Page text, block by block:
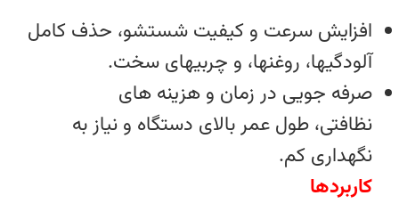
افزایش سرعت و کیفیت شستشو، حذف کامل
آلودگیها، روغنها، و چربیهای سخت.
صرفه‌ جویی در زمان و هزینه‌ های
نظافتی، طول عمر بالای دستگاه و نیاز به
نگهداری کم.
کاربردها